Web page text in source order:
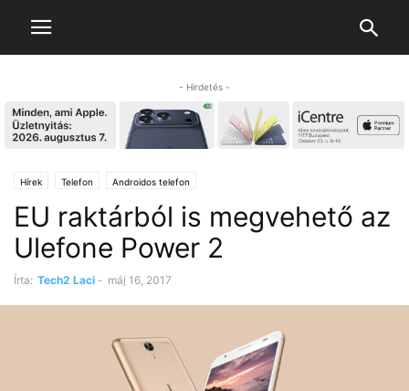
- Hirdetés -
Hírek Telefon Androidos telefon
EU raktárból is megvehető az
Ulefone Power 2
Írta: Tech2 Laci - máj 16, 2017